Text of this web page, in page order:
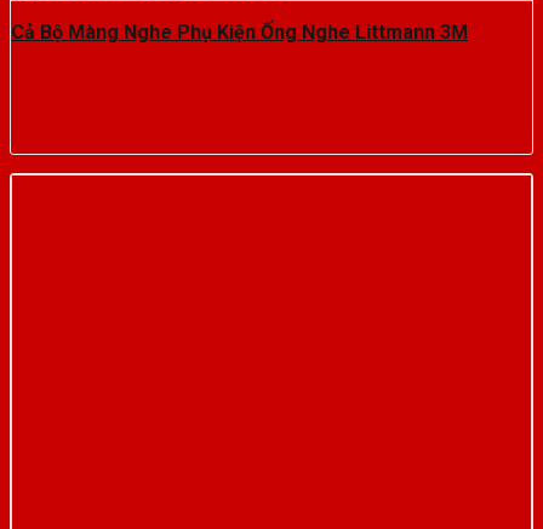
Cả Bộ Màng Nghe Phụ Kiện Ống Nghe Littmann 3M